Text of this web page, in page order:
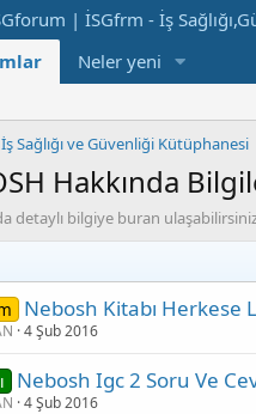
Neler yeni
İş Sağlığı ve Güvenliği Kütüphanesi
Hakkında
detaylı bilgiye buran
Nebosh Kitabı Herkese
4 Şub 2016
Nebosh Igc 2 Soru Ve
4 Şub 2016